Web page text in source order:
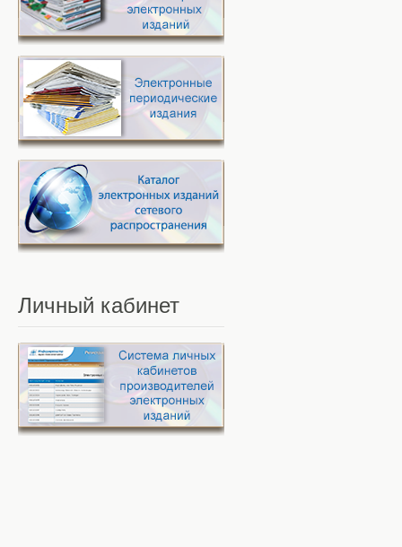
Личный кабинет